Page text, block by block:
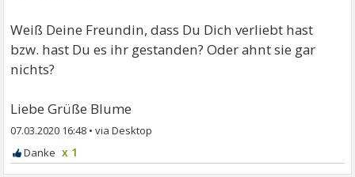
Weiß Deine Freundin, dass Du Dich verliebt hast
bzw. hast Du es ihr gestanden? Oder ahnt sie gar
nichts?
Liebe Grüße Blume
07.03.2020 16:48 •
x 1